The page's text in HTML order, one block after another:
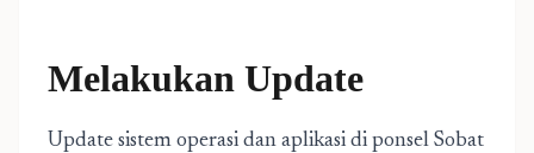
Melakukan Update
Update sistem operasi dan aplikasi di ponsel Sobat